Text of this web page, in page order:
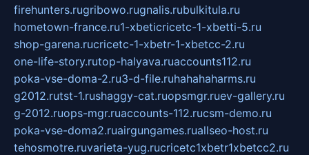
firehunters.rugribowo.rugnalis.rubulkitula.ru
hometown-france.ru1-xbeticricetc-1-xbetti-5.ru
shop-garena.rucricetc-1-xbetr-1-xbetcc-2.ru
one-life-story.rutop-halyava.ruaccounts112.ru
poka-vse-doma-2.ru3-d-file.ruhahahaharms.ru
g2012.rutst-1.rushaggy-cat.ruopsmgr.ruev-gallery.ru
g-2012.ruops-mgr.ruaccounts-112.rucsm-demo.ru
poka-vse-doma2.ruairgungames.ruallseo-host.ru
tehosmotre.ruvarieta-yug.rucricetc1xbetr1xbetcc2.ru